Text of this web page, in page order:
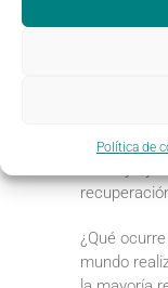
Política de
dinámicos
despertar
Después
suaves),
¿Qué
mundo